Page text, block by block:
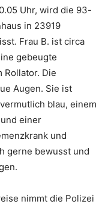
Uhr, wird die 93-
in 23919
Frau B. ist circa
gebeugte
Rollator. Die
Augen. Sie ist
blau, einem
einer
und
gerne bewusst und
nimmt die Polizei